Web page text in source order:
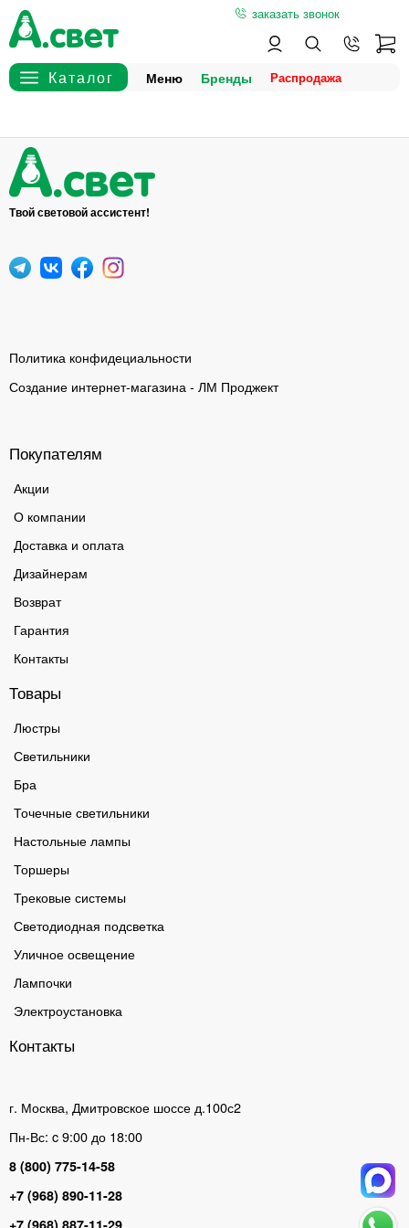
заказать звонок
Меню Бренды
Твой световой ассистент!
Политика конфидециальности
Создание интернет-магазина - ЛМ Проджект
Покупателям
Акции
О компании
Доставка и оплата
Дизайнерам
Возврат
Гарантия
Контакты
Товары
Люстры
Светильники
Бра
Точечные светильники
Настольные лампы
Торшеры
Трековые системы
Светодиодная подсветка
Уличное освещение
Лампочки
Электроустановка
Контакты
г. Москва, Дмитровское шоссе д.100с2
Пн-Вс: c 9:00 до 18:00
8 (800) 775-14-58
+7 (968) 890-11-28